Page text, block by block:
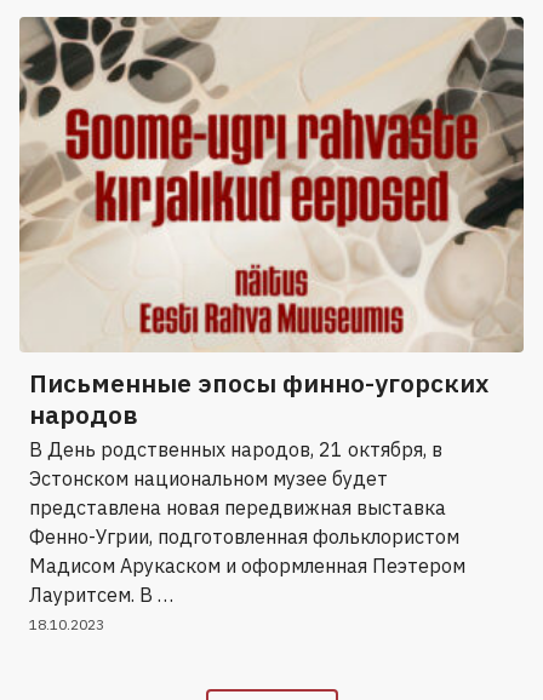
Письменные эпосы финно-угорских
народов
В День родственных народов, 21 октября, в
Эстонском национальном музее будет
представлена ​​новая передвижная выставка
Фенно-Угрии, подготовленная фольклористом
Мадисом Арукаском и оформленная Пеэтером
Лауритсем. В …
18.10.2023